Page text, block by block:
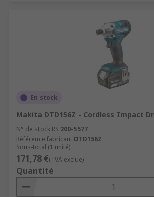
En stock
Makita DTD156Z - Cordless Impact
N° de stock RS 200-5577
Référence fabricant DTD156Z
Sous-total (1 unité)
171,78 €(TVA exclue)
Quantité